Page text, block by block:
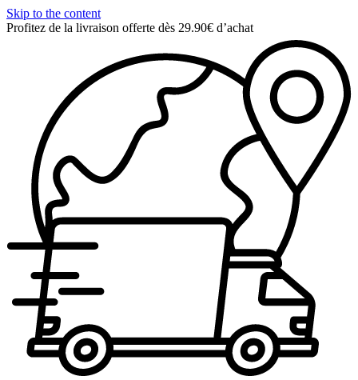
Skip to the content
Profitez de la livraison offerte dès 29.90€ d’achat